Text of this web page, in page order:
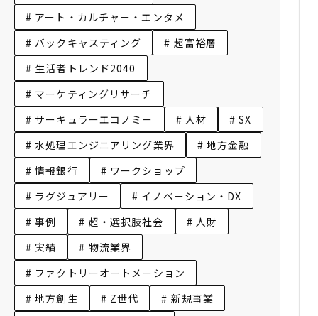
# アート・カルチャー・エンタメ
# バックキャスティング
# 超富裕層
# 生活者トレンド2040
# マーケティングリサーチ
# サーキュラーエコノミー
# 人材
# SX
# 水処理エンジニアリング業界
# 地方金融
# 情報銀行
# ワークショップ
# ラグジュアリー
# イノベーション・DX
# 事例
# 超・選択肢社会
# 人財
# 実績
# 物流業界
# ファクトリーオートメーション
# 地方創生
# Z世代
# 新規事業